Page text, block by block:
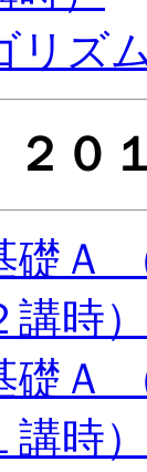
リズ
２０
礎Ａ
時）
礎Ａ
時）